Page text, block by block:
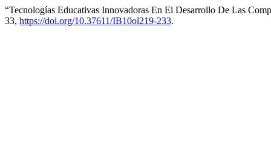
“Tecnologías Educativas Innovadoras En El Desarrollo De Las
33, https://doi.org/10.37611/IB10ol219-233.